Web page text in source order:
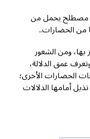
مصطلح يحمل من
من الحضارات..
بها، ومن الشعور
عمق الدلالة،
الحضارات الأخرى؛
أمامها الدلالات